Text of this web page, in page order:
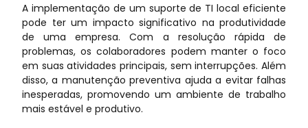
A implementação de um suporte de TI local eficiente
pode ter um impacto significativo na produtividade
de uma empresa. Com a resolução rápida de
problemas, os colaboradores podem manter o foco
em suas atividades principais, sem interrupções. Além
disso, a manutenção preventiva ajuda a evitar falhas
inesperadas, promovendo um ambiente de trabalho
mais estável e produtivo.